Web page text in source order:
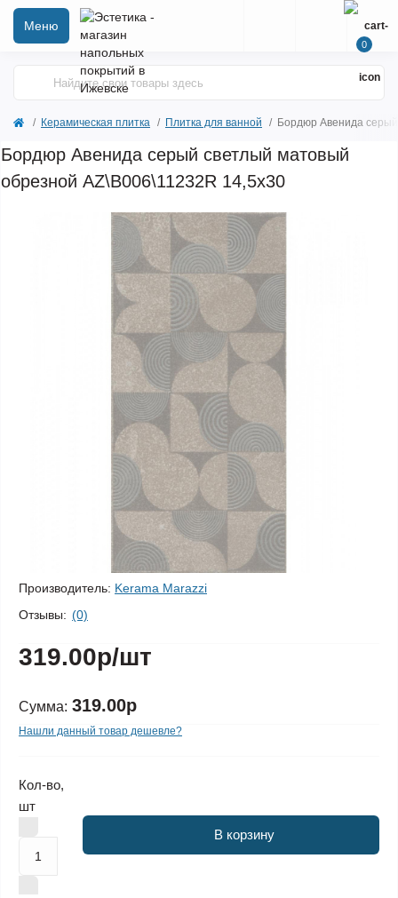
Меню
0
Керамическая плитка Плитка для ванной Бордюр Авенида
Бордюр Авенида серый светлый матовый
обрезной AZ\B006\11232R 14,5х30
Производитель: Kerama Marazzi
Отзывы: (0)
319.00р/шт
Сумма: 319.00р
Нашли данный товар дешевле?
Кол-во,
шт
В корзину